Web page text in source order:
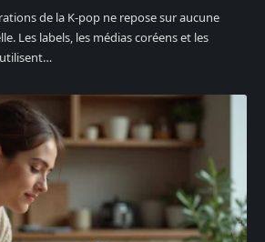
de la K-pop ne repose sur aucune
Les labels, les médias coréens et les
…